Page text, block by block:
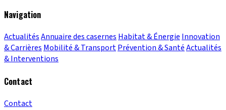
Navigation
ActualitésAnnuaire des casernesHabitat & ÉnergieInnovation
& CarrièresMobilité & TransportPrévention & SantéActualités
& Interventions
Contact
Contact